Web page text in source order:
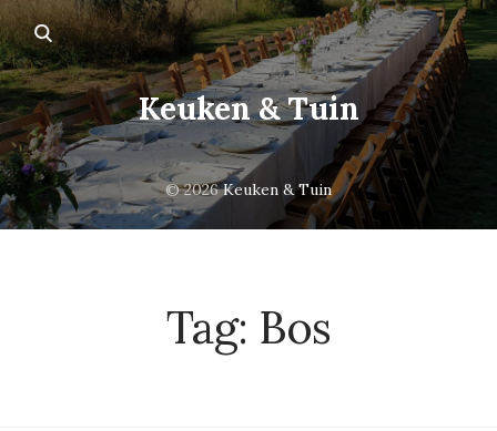
Keuken & Tuin
© 2026Keuken & Tuin
Tag: Bos